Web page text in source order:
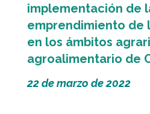
implementación de
emprendimiento de
en los ámbitos
agroalimentario de
22 de marzo de 2022